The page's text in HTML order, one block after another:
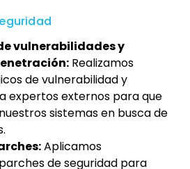
vulnerabilidades y
Realizamos
de vulnerabilidad y
expertos externos para que
sistemas en busca de
Aplicamos
de seguridad para